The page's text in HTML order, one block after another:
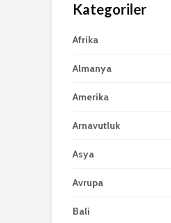
Kategoriler
Afrika
Almanya
Amerika
Arnavutluk
Asya
Avrupa
Bali